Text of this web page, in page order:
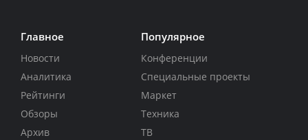
Главное
Новости
Аналитика
Рейтинги
Обзоры
Архив
Популярное
Конференции
Специальные проекты
Маркет
Техника
ТВ